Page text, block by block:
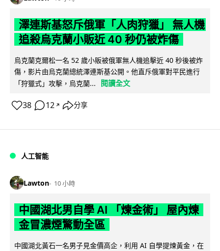
澤連斯基怒斥俄軍「人肉狩獵」 無人機
追殺烏克蘭小販近 40 秒仍被炸傷
烏克蘭克爾松一名 52 歲小販被俄軍無人機追擊近 40 秒後被炸
傷，影片由烏克蘭總統澤連斯基公開。他直斥俄軍對平民進行
「狩獵式」攻擊，烏克蘭...
閱讀全文
38 12 ↗ 分享
人工智能
Lawton 10 小時
中國湖北男自學 AI 「煉金術」 屋內煉
金冒濃煙驚動全區
中國湖北黃石一名男子見金價高企，利用 AI 自學提煉黃金，在